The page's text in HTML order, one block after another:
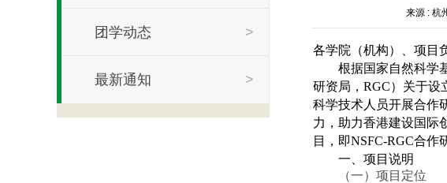
团学动态 >
最新通知 >
来源 : 杭
各学院（机构）、项目
根据国家自然科学
研资局，RGC）关于设
科学技术人员开展合作
力，助力香港建设国际
目，即NSFC-RGC合作
一、项目说明
（一）项目定位